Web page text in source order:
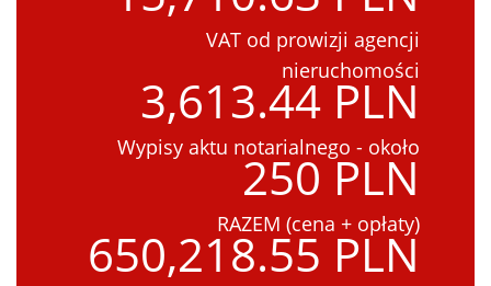
VAT od prowizji agencji
nieruchomości
3,613.44 PLN
Wypisy aktu notarialnego - około
250 PLN
RAZEM (cena + opłaty)
650,218.55 PLN